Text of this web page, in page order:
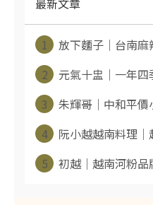
最新文章
1
放下麵子｜台南
2
元氣十盅｜一年
3
朱輝哥｜中和平
4
阮小越越南料理
5
初越｜越南河粉